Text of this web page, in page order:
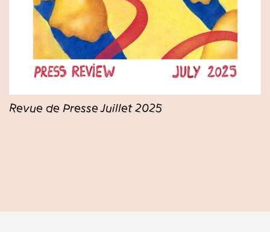
Revue de Presse Juillet 2025